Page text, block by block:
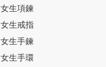
女生項鍊
女生戒指
女生手鍊
女生手環